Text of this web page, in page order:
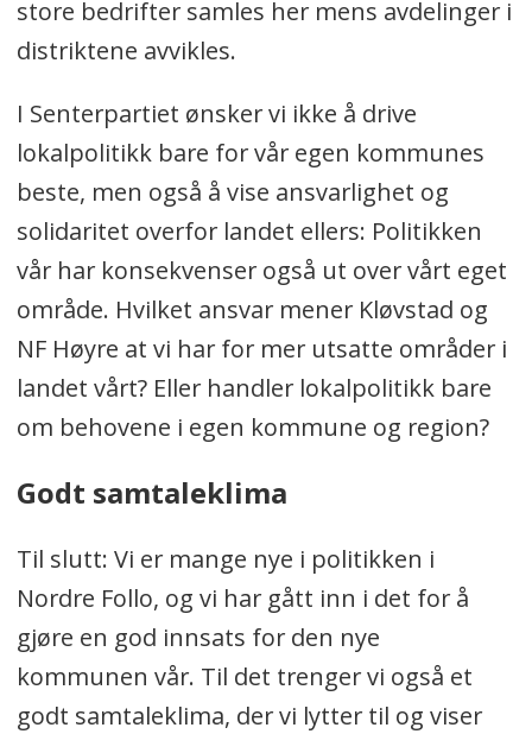
store bedrifter samles her mens avdelinger i
distriktene avvikles.
I Senterpartiet ønsker vi ikke å drive
lokalpolitikk bare for vår egen kommunes
beste, men også å vise ansvarlighet og
solidaritet overfor landet ellers: Politikken
vår har konsekvenser også ut over vårt eget
område. Hvilket ansvar mener Kløvstad og
NF Høyre at vi har for mer utsatte områder i
landet vårt? Eller handler lokalpolitikk bare
om behovene i egen kommune og region?
Godt samtaleklima
Til slutt: Vi er mange nye i politikken i
Nordre Follo, og vi har gått inn i det for å
gjøre en god innsats for den nye
kommunen vår. Til det trenger vi også et
godt samtaleklima, der vi lytter til og viser